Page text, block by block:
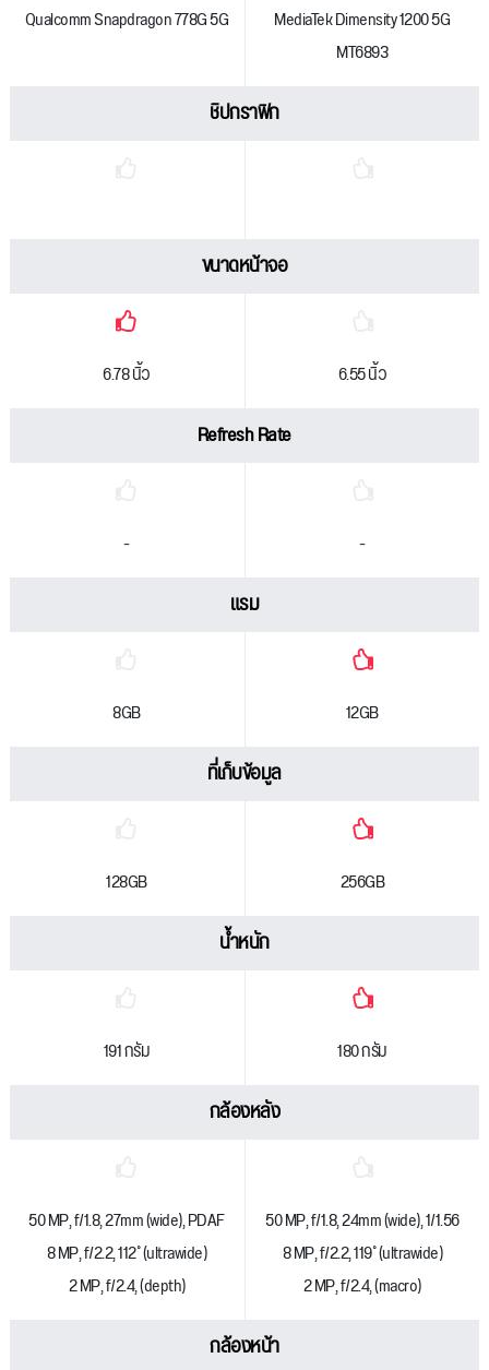
Qualcomm Snapdragon 778G 5G
MediaTek Dimensity 1200 5G
MT6893
ชิปกราฟิก
ขนาดหน้าจอ
6.78 นิ้ว 6.55 นิ้ว
Refresh Rate
- -
แรม
8GB 12GB
ที่เก็บข้อมูล
128GB 256GB
น้ำหนัก
191 กรัม 180 กรัม
กล้องหลัง
50 MP, f/1.8, 27mm (wide), PDAF
8 MP, f/2.2, 112˚ (ultrawide)
2 MP, f/2.4, (depth)
50 MP, f/1.8, 24mm (wide), 1/1.56
8 MP, f/2.2, 119˚ (ultrawide)
2 MP, f/2.4, (macro)
กล้องหน้า